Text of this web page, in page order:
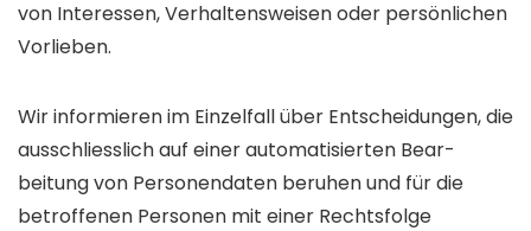
von Inter­essen, Verhaltens­weisen oder persön­lichen
Vor­lieben.
Wir informieren im Einzelfall über Entschei­dungen, die
ausschliess­lich auf einer auto­matisierten Bear­
beitung von Personen­daten beruhen und für die
betroffenen Personen mit einer Rechts­folge